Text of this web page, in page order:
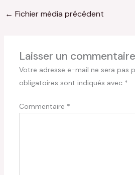
← Fichier média précédent
Laisser un commentaire
Votre adresse e-mail ne sera pas
obligatoires sont indiqués avec *
Commentaire *